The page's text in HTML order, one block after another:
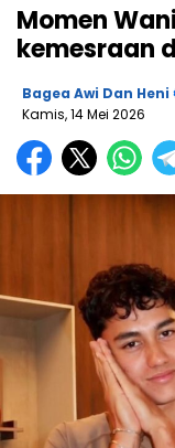
Momen
kemesraan
Bagea Awi Dan Heni
Kamis, 14 Mei 2026